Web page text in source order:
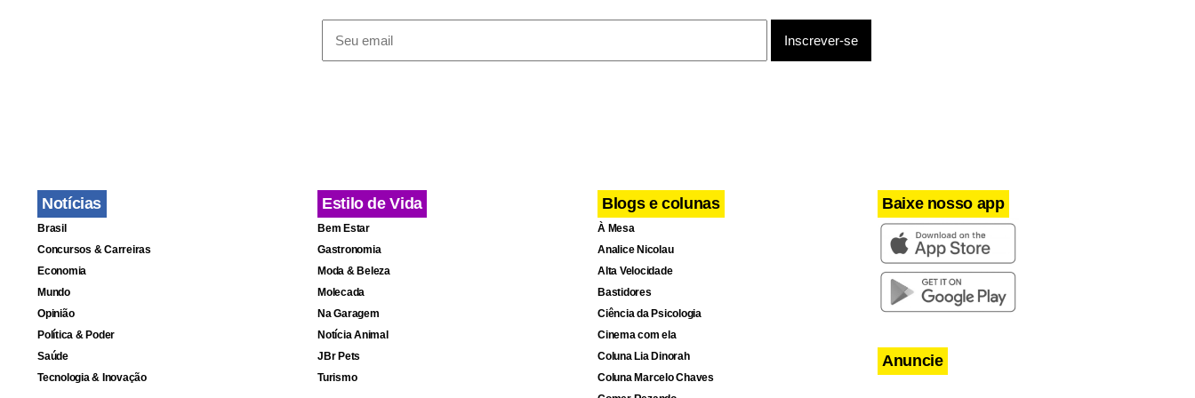
Unidade móvel levará assistência social e psicológica
Sebastião. A unidade móvel leva assistência social e psicológica, além de orientações
jurídicas.
Notícias
Brasil
Concursos & Carreiras
Economia
Mundo
Opinião
Política & Poder
Saúde
Tecnologia & Inovação
Estilo de Vida
Bem Estar
Gastronomia
Moda & Beleza
Molecada
Na Garagem
Notícia Animal
JBr Pets
Turismo
Blogs e colunas
À Mesa
Analice Nicolau
Alta Velocidade
Bastidores
Ciência da Psicologia
Cinema com ela
Coluna Lia Dinorah
Coluna Marcelo Chaves
Baixe nosso app
Anuncie